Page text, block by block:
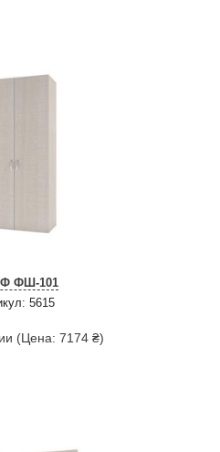
ФШ-101
5615
(Цена: 7174 ₴)